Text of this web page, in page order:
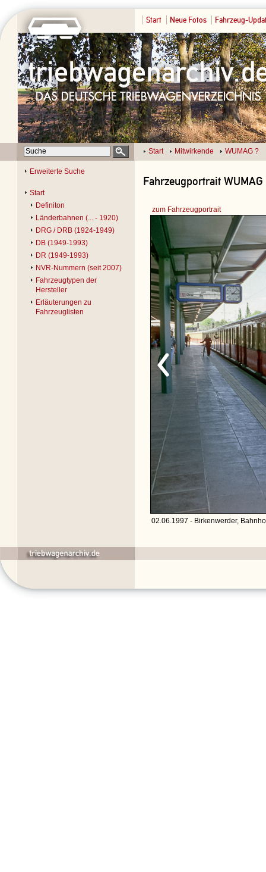
Start Neue Fotos Fahrzeug-
Start Mitwirkende WUMAG ?
Erweiterte Suche
Start
Definiton
Länderbahnen (... - 1920)
DRG / DRB (1924-1949)
DB (1949-1993)
DR (1949-1993)
NVR-Nummern (seit 2007)
Fahrzeugtypen der
Hersteller
Erläuterungen zu
Fahrzeuglisten
Fahrzeugportrait
zum Fahrzeugportrait
02.06.1997 - Birkenwerder,